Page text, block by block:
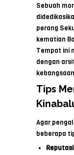
Sebuah
perang
kematian
Tempat ini
dengan
Tips
Agar
beberapa